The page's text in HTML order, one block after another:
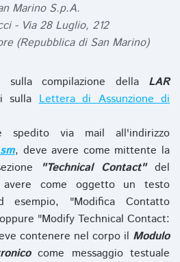
Marino S.p.A.
- Via 28 Luglio, 212
(Repubblica di San Marino)
compilazione della LAR
sullaLettera di Assunzione di
via mail all'indirizzo
, deve avere come mittente la
"Technical Contact"del
avere come oggetto un testo
esempio, "Modifica Contatto
"Modify Technical Contact:
contenere nel corpo il Modulo
come messaggio testuale